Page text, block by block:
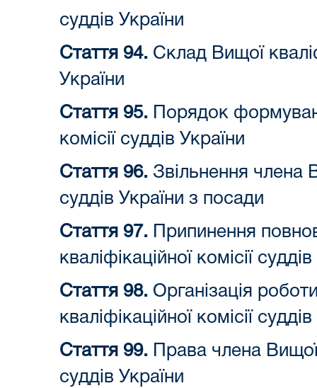
суддів України
Стаття 94. Склад Вищої
України
Стаття 95. Порядок
комісії суддів України
Стаття 96. Звільнення члена
суддів України з посади
Стаття 97. Припинення
кваліфікаційної комісії
Стаття 98. Організація
кваліфікаційної комісії
Стаття 99. Права члена Вищої
суддів України